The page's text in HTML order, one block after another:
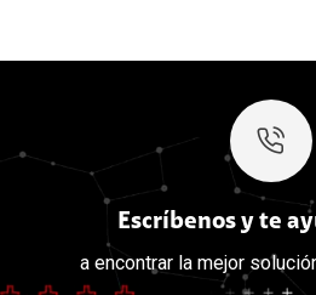
Escríbenos y te
a encontrar la mejor